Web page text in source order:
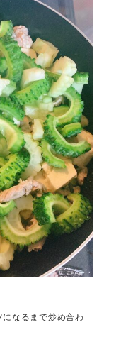
なるまで炒め合わ